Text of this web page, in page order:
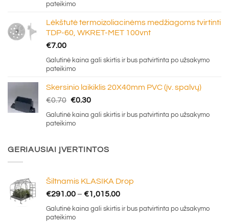
pateikimo
Lėkštutė termoizoliacinėms medžiagoms tvirtinti
TDP-60, WKRET-MET 100vnt
€7.00
Galutinė kaina gali skirtis ir bus patvirtinta po užsakymo
pateikimo
Skersinio laikiklis 20X40mm PVC (įv. spalvų)
€0.70 Original
price
was:
€0.30Current
price
is:
Galutinė kaina gali skirtis ir bus patvirtinta po užsakymo
pateikimo
GERIAUSIAI ĮVERTINTOS
Šiltnamis KLASIKA Drop
€291.00 – €1,015.00Price
range:
€291.00
Galutinė kaina gali skirtis ir bus patvirtinta po užsakymo
pateikimo